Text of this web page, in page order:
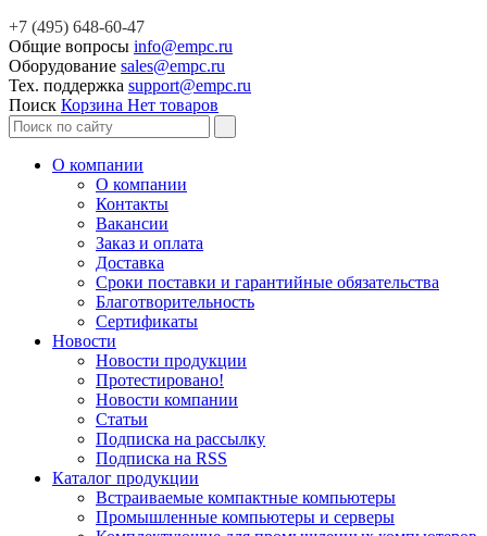
+7 (495) 648-60-47
Общие вопросы info@empc.ru
Оборудование sales@empc.ru
Тех. поддержка support@empc.ru
Поиск Корзина Нет товаров
О компании
О компании
Контакты
Вакансии
Заказ и оплата
Доставка
Сроки поставки и гарантийные обязательства
Благотворительность
Сертификаты
Новости
Новости продукции
Протестировано!
Новости компании
Статьи
Подписка на рассылку
Подписка на RSS
Каталог продукции
Встраиваемые компактные компьютеры
Промышленные компьютеры и серверы